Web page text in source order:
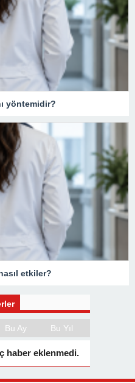
yöntemidir?
etkiler?
Bu Ay Bu Yıl
haber eklenmedi.